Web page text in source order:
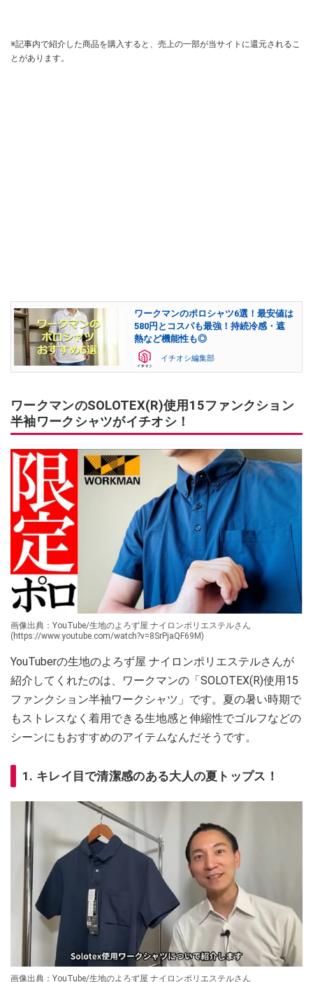
※記事内で紹介した商品を購入すると、売上の一部が当サイトに還元されるこ
とがあります。
ワークマンのポロシャツ6選！最安値は
580円とコスパも最強！持続冷感・遮
熱など機能性も◎
イチオシ編集部
ワークマンのSOLOTEX(R)使用15ファンクション
半袖ワークシャツがイチオシ！
画像出典：YouTube/生地のよろず屋 ナイロンポリエステルさん
(https://www.youtube.com/watch?v=8SrPjaQF69M)
YouTuberの生地のよろず屋 ナイロンポリエステルさんが
紹介してくれたのは、ワークマンの「SOLOTEX(R)使用15
ファンクション半袖ワークシャツ」です。夏の暑い時期で
もストレスなく着用できる生地感と伸縮性でゴルフなどの
シーンにもおすすめのアイテムなんだそうです。
1. キレイ目で清潔感のある大人の夏トップス！
画像出典：YouTube/生地のよろず屋 ナイロンポリエステルさん